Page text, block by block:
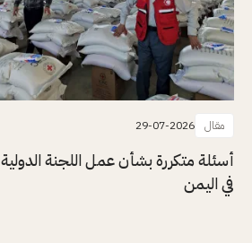
مقال 29-07-2026
أسئلة متكررة بشأن عمل اللجنة الدولية
في اليمن